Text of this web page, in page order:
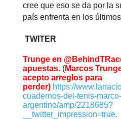
cree que eso se da por la
país enfrenta en los
TWITER
Trunge en
apuestas. (Marcos
acepto arreglos para
perder) https://
cuadernos-del-tenis-
argentino/amp/2218685?
__twitter_impression=true.